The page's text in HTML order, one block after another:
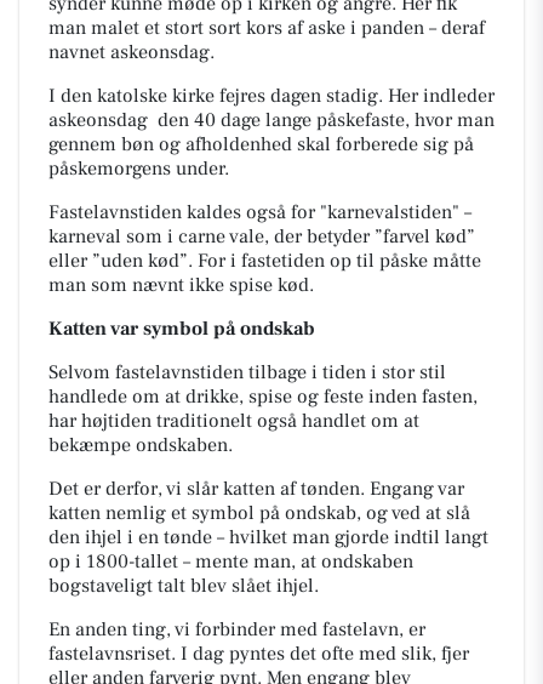
man malet et stort sort kors af aske i panden – deraf
navnet askeonsdag.
I den katolske kirke fejres dagen stadig. Her indleder
askeonsdag den 40 dage lange påskefaste, hvor man
gennem bøn og afholdenhed skal forberede sig på
påskemorgens under.
Fastelavnstiden kaldes også for "karnevalstiden" –
karneval som i carne vale, der betyder ”farvel kød”
eller ”uden kød”. For i fastetiden op til påske måtte
man som nævnt ikke spise kød.
Katten var symbol på ondskab
Selvom fastelavnstiden tilbage i tiden i stor stil
handlede om at drikke, spise og feste inden fasten,
har højtiden traditionelt også handlet om at
bekæmpe ondskaben.
Det er derfor, vi slår katten af tønden. Engang var
katten nemlig et symbol på ondskab, og ved at slå
den ihjel i en tønde – hvilket man gjorde indtil langt
op i 1800-tallet – mente man, at ondskaben
bogstaveligt talt blev slået ihjel.
En anden ting, vi forbinder med fastelavn, er
fastelavnsriset. I dag pyntes det ofte med slik, fjer
eller anden farverig pynt. Men engang blev